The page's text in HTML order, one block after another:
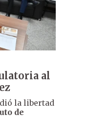
al
la libertad
de